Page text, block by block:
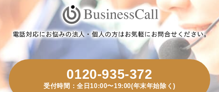
0120-935-372
受付時間：全日10:00〜19:00(年末年始除く)